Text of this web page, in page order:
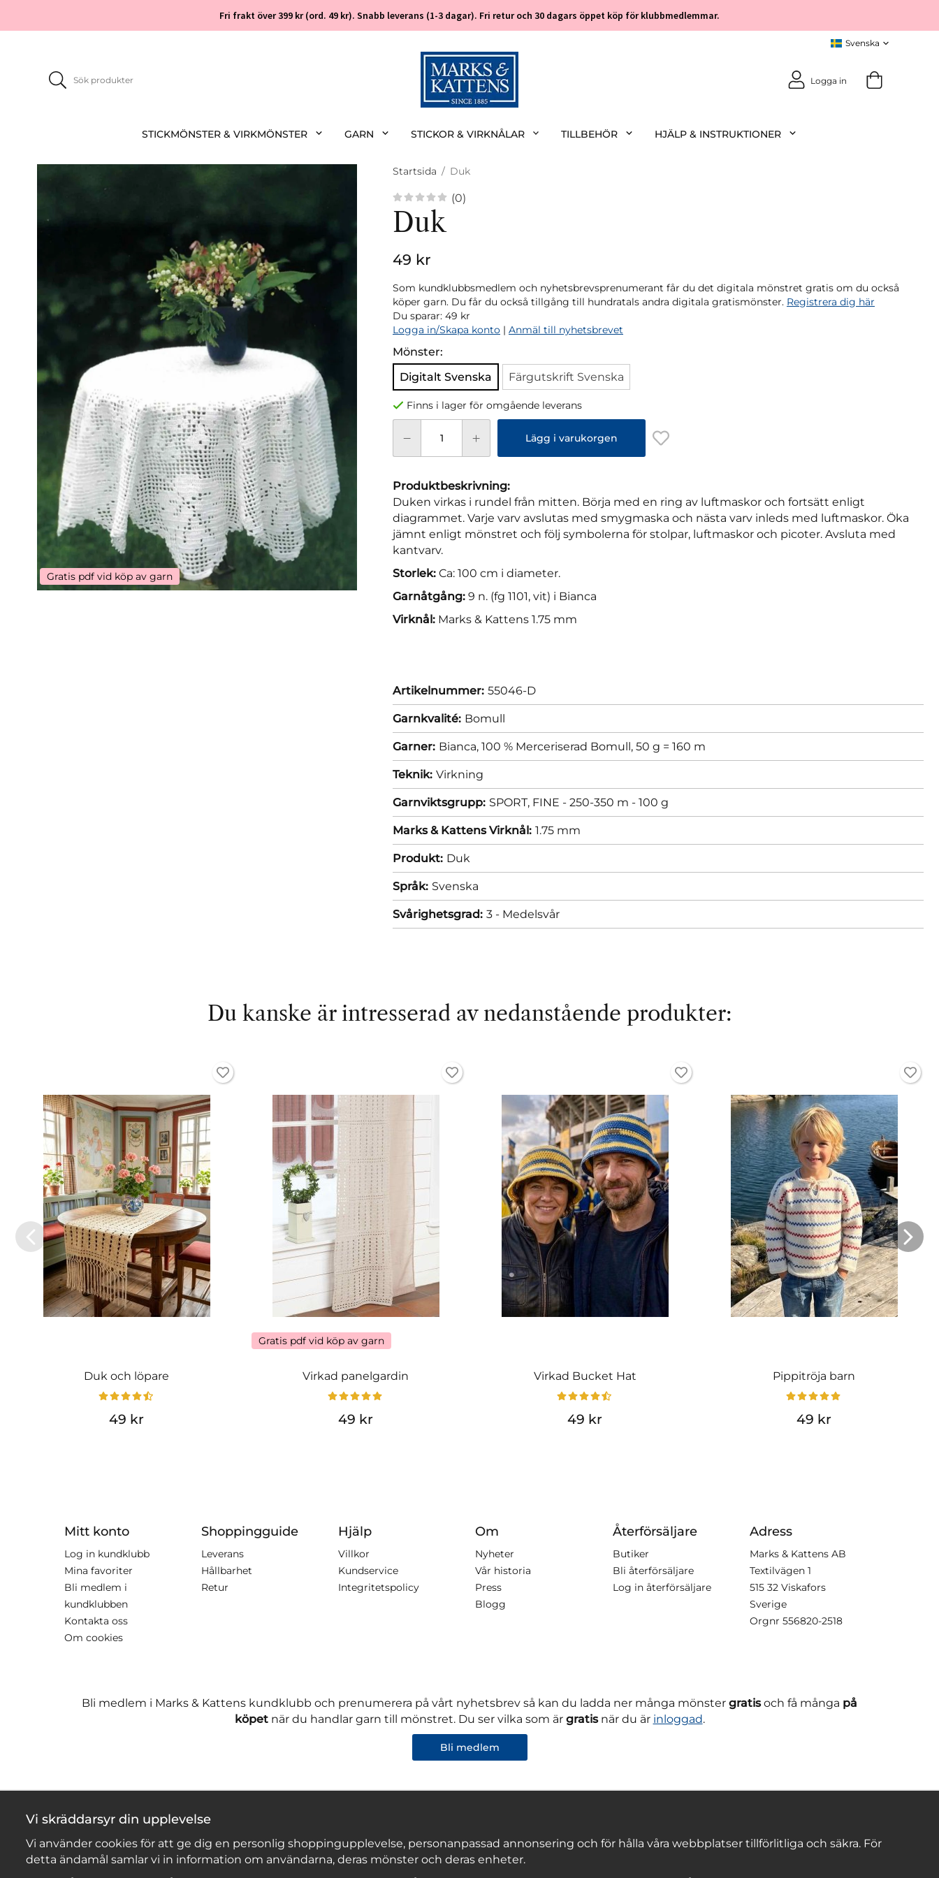
Fri frakt över 399 kr (ord. 49 kr). Snabb leverans (1-3 dagar). Fri retur och 30 dagars öppet köp för klubbmedlemmar.
Logga in
STICKMÖNSTER & VIRKMÖNSTER GARN STICKOR & VIRKNÅLAR TILLBEHÖR HJÄLP & INSTRUKTIONER
Gratis pdf vid köp av garn
Startsida / Duk
(0)
Duk
49 kr
Som kundklubbsmedlem och nyhetsbrevsprenumerant får du det digitala mönstret gratis om du också
köper garn. Du får du också tillgång till hundratals andra digitala gratismönster. Registrera dig här
Du sparar: 49 kr
Logga in/Skapa konto | Anmäl till nyhetsbrevet
Mönster:
Digitalt Svenska
Färgutskrift Svenska
Finns i lager för omgående leverans
Lägg i varukorgen
Produktbeskrivning:
Duken virkas i rundel från mitten. Börja med en ring av luftmaskor och fortsätt enligt
diagrammet. Varje varv avslutas med smygmaska och nästa varv inleds med luftmaskor. Öka
jämnt enligt mönstret och följ symbolerna för stolpar, luftmaskor och picoter. Avsluta med
kantvarv.
Storlek: Ca: 100 cm i diameter.
Garnåtgång: 9 n. (fg 1101, vit) i Bianca
Virknål: Marks & Kattens 1.75 mm
Artikelnummer: 55046-D
Garnkvalité: Bomull
Garner: Bianca, 100 % Merceriserad Bomull, 50 g = 160 m
Teknik: Virkning
Garnviktsgrupp: SPORT, FINE - 250-350 m - 100 g
Marks & Kattens Virknål: 1.75 mm
Produkt: Duk
Språk: Svenska
Svårighetsgrad: 3 - Medelsvår
Du kanske är intresserad av nedanstående produkter:
Duk och löpare
49 kr
Gratis pdf vid köp av garn
Virkad panelgardin
49 kr
Virkad Bucket Hat
49 kr
Pippitröja barn
49 kr
Mitt konto
Log in kundklubb
Mina favoriter
Bli medlem i
kundklubben
Kontakta oss
Om cookies
Shoppingguide
Leverans
Hållbarhet
Retur
Hjälp
Villkor
Kundservice
Integritetspolicy
Om
Nyheter
Vår historia
Press
Blogg
Återförsäljare
Butiker
Bli återförsäljare
Log in återförsäljare
Adress
Marks & Kattens AB
Textilvägen 1
515 32 Viskafors
Sverige
Orgnr 556820-2518
Bli medlem i Marks & Kattens kundklubb och prenumerera på vårt nyhetsbrev så kan du ladda ner många mönster gratisoch få många på
köpetnär du handlar garn till mönstret. Du ser vilka som är gratisnär du är inloggad.
Bli medlem
Copyright © 2026, Marks & Kattens AB
Vi skräddarsyr din upplevelse
Vi använder cookies för att ge dig en personlig shoppingupplevelse, personanpassad annonsering och för hålla våra webbplatser tillförlitliga och säkra. För
detta ändamål samlar vi in information om användarna, deras mönster och deras enheter.